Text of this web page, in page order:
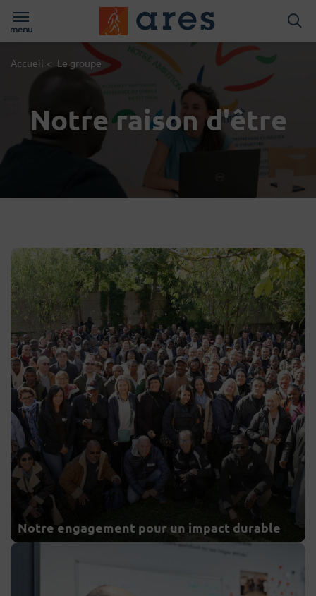
Logo du Groups
menu
Accueil
Page d'accueil du site
< Le groupe
Notre raison d'être
Notre engagement pour un impact durable